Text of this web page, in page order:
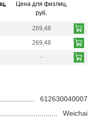
612630040007
Weichai
Цена для физлиц,
руб.
269,48
269,48
-